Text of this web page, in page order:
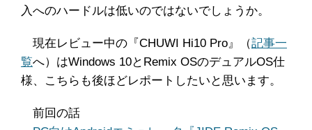
入へのハードルは低いのではないでしょうか。
現在レビュー中の『CHUWI Hi10 Pro』（記事一
覧へ）はWindows 10とRemix OSのデュアルOS仕
様、こちらも後ほどレポートしたいと思います。
前回の話